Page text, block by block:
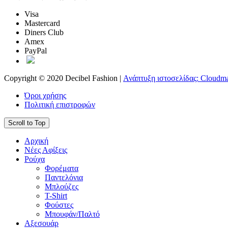
Visa
Mastercard
Diners Club
Amex
PayPal
Copyright © 2020 Decibel Fashion | Ανάπτυξη ιστοσελίδας:
Όροι χρήσης
Πολιτική επιστροφών
Scroll to Top
Αρχική
Νέες Αφίξεις
Ρούχα
Φορέματα
Παντελόνια
Μπλούζες
T-Shirt
Φούστες
Μπουφάν/Παλτό
Αξεσουάρ